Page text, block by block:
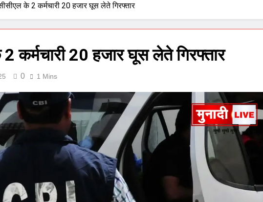
के 2 कर्मचारी 20 हजार घूस लेते गिरफ्तार
कर्मचारी 20 हजार घूस लेते गिरफ्तार
0 1 Mins